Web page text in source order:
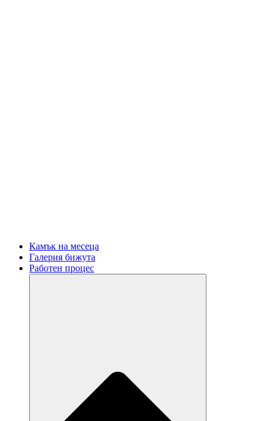
Камък на месеца
Галерия бижута
Работен процес